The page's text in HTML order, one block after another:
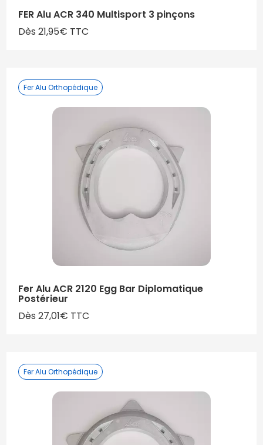
FER Alu ACR 340 Multisport 3 pinçons
Dès 21,95€ TTC
Fer Alu Orthopédique
Fer Alu ACR 2120 Egg Bar Diplomatique
Postérieur
Dès 27,01€ TTC
Fer Alu Orthopédique